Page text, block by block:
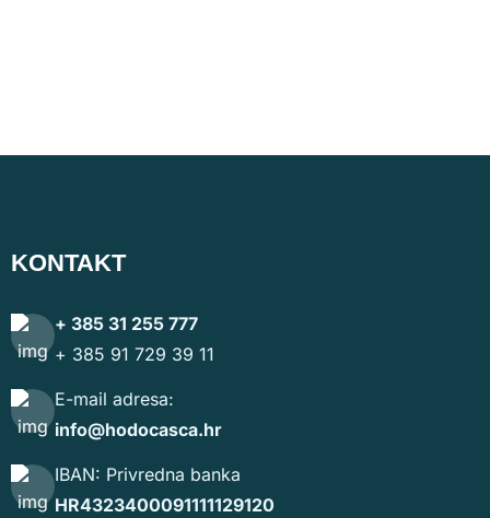
KONTAKT
+ 385 31 255 777
+ 385 91 729 39 11
E-mail adresa:
info@hodocasca.hr
IBAN: Privredna banka
HR4323400091111129120